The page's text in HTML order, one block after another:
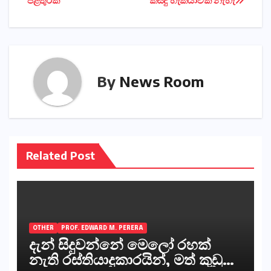
By News Room
Related Post
OTHER PROF. EDWARD M. PERERA
දැන් සිදුවන්නේ මෙලෝ රහක්
නැති රස්තියාදුකාරයින්, මත් කුඩු